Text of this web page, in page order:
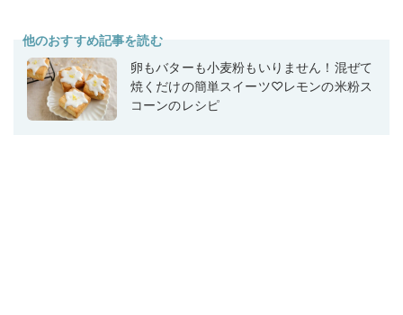
他のおすすめ記事を読む
卵もバターも小麦粉もいりません！混ぜて
焼くだけの簡単スイーツ♡レモンの米粉ス
コーンのレシピ